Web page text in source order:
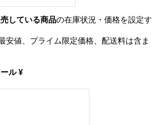
している商品の在庫状況・価格を設定す
安値、プライム限定価格、配送料は含ま
ル ¥